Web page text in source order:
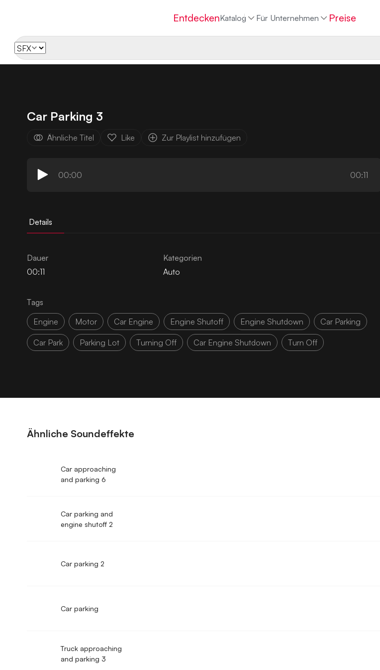
EntdeckenKatalog Für Unternehmen Preise
Car Parking 3
Ähnliche Titel Like Zur Playlist hinzufügen
00:00 00:11
Details
Dauer
00:11
Kategorien
Auto
Tags
Engine
Motor Car Engine Engine Shutoff Engine Shutdown Car Parking
Car Park Parking Lot Turning Off Car Engine Shutdown Turn Off
Ähnliche Soundeffekte
Car approaching
and parking 6
Car parking and
engine shutoff 2
Car parking 2
Car parking
Truck approaching
and parking 3